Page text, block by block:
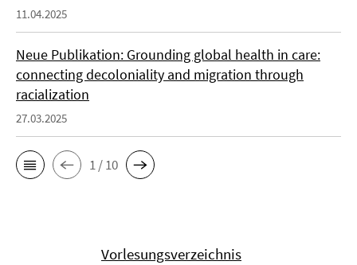
11.04.2025
Neue Publikation: Grounding global health in care:
connecting decoloniality and migration through
racialization
27.03.2025
1 / 10
Vorlesungsverzeichnis